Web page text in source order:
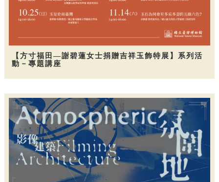
【方寸福田—謝碧蓮女士捐贈吉祥玉飾特展】系列活
動－專題講座